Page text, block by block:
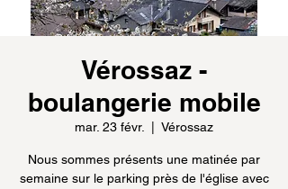
Vérossaz -
boulangerie mobile
mar. 23 févr. Vérossaz
Nous sommes présents une matinée par
semaine sur le parking près de l'église avec